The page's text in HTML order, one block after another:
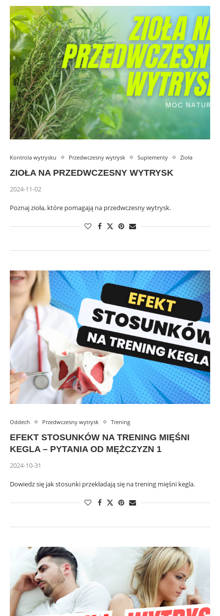
Kontrola wytrysku Przedwczesny wytrysk Suplementy Zioła
ZIOŁA NA PRZEDWCZESNY WYTRYSK
2024-11-02
Poznaj zioła, które pomagają na przedwczesny wytrysk.
Oddech Przedwczesny wytrysk Trening
EFEKT STOSUNKÓW NA TRENING MIĘŚNI
KEGLA – PYTANIA OD MĘŻCZYZN 1
2024-10-31
Dowiedz się jak stosunki przekładają się na trening mięśni kegla.